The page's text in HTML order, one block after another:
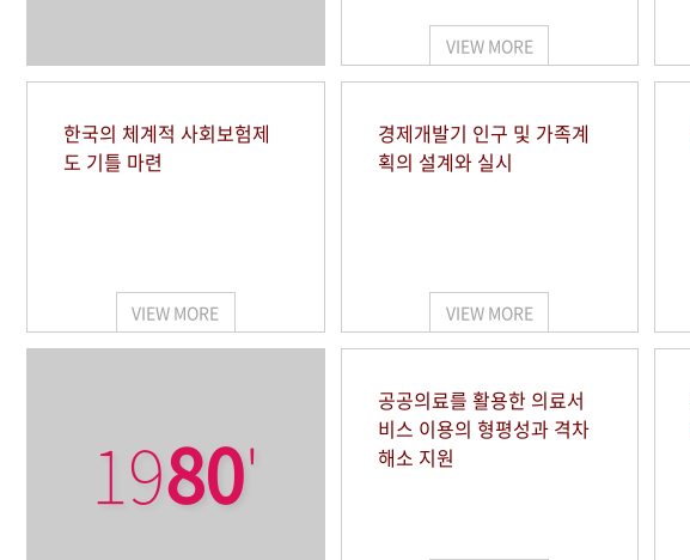
VIEW MORE
한국의 체계적 사회보험제
도 기틀 마련
VIEW MORE
경제개발기 인구 및 가족계
획의 설계와 실시
VIEW MORE
1980'
공공의료를 활용한 의료서
비스 이용의 형평성과 격차
해소 지원